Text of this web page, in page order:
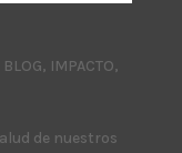
BLOG, IMPACTO,
de nuestros